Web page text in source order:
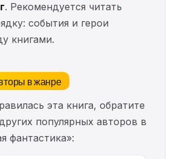
. Рекомендуется читать
события и герои
книгами.
в жанре
эта книга, обратите
популярных авторов в
фантастика»: